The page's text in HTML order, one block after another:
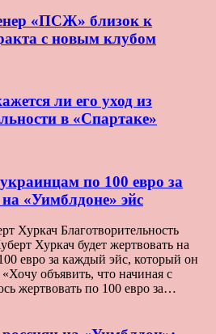
«ПСЖ» близок к
с новым клубом
ли его уход из
в «Спартаке»
по 100 евро за
«Уимблдоне» эйс
Хуркач Благотворительность
Хуркач будет жертвовать на
евро за каждый эйс, который он
объявить, что начиная с
жертвовать по 100 евро за…